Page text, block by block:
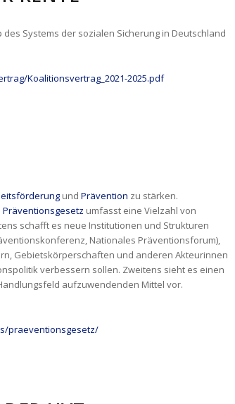
Systems der sozialen Sicherung in Deutschland
Koalitionsvertrag_2021-2025.pdf
und Prävention zu stärken.
Präventionsgesetz umfasst eine Vielzahl von
schafft es neue Institutionen und Strukturen
Nationales Präventionsforum),
Gebietskörperschaften und anderen Akteurinnen
verbessern sollen. Zweitens sieht es einen
aufzuwendenden Mittel vor.
praeventionsgesetz/